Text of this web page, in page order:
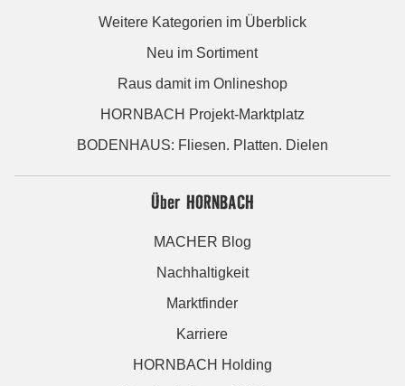
Weitere Kategorien im Überblick
Neu im Sortiment
Raus damit im Onlineshop
HORNBACH Projekt-Marktplatz
BODENHAUS: Fliesen. Platten. Dielen
Über HORNBACH
MACHER Blog
Nachhaltigkeit
Marktfinder
Karriere
HORNBACH Holding